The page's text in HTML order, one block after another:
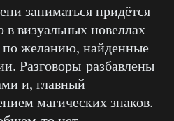
заниматься придётся
визуальных новеллах
желанию, найденные
Разговоры разбавлены
и, главный
магических знаков.